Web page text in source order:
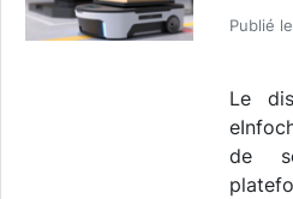
Publié
Le
de